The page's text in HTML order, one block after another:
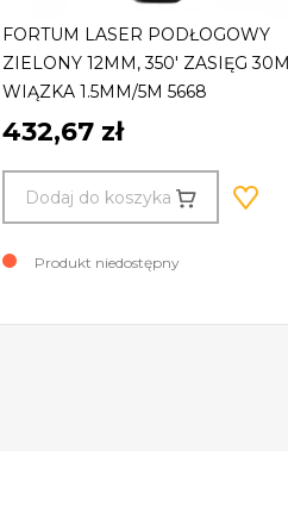
FORTUM LASER PODŁOGOWY
ZIELONY 12MM, 350' ZASIĘG 30M
WIĄZKA 1.5MM/5M 5668
432,67 zł
Dodaj do koszyka
Produkt niedostępny